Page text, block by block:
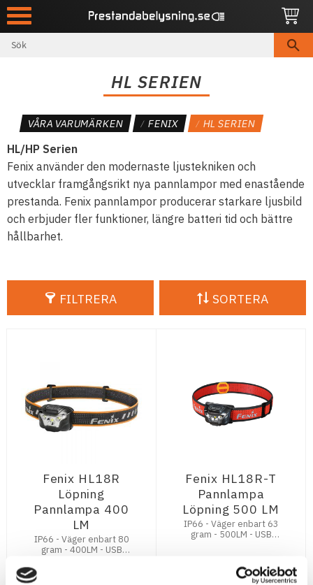
Meny
HL SERIEN
VÅRA VARUMÄRKEN FENIX HL SERIEN
HL/HP Serien
Fenix använder den modernaste ljustekniken och
utvecklar framgångsrikt nya pannlampor med enastående
prestanda. Fenix pannlampor producerar starkare ljusbild
och erbjuder fler funktioner, längre batteri tid och bättre
hållbarhet.
FILTRERA SORTERA
Fenix HL18R
Löpning
Pannlampa 400
LM
IP66 - Väger enbart 80
gram - 400LM - USB
Fenix HL18R-T
Pannlampa
Löpning 500 LM
IP66 - Väger enbart 63
gram - 500LM - USB
795:-